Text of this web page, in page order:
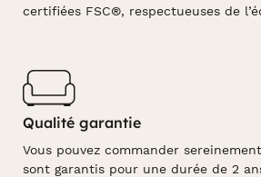
certifiées FSC®, respectueuses de
Qualité garantie
Vous pouvez commander
sont garantis pour une durée de 2